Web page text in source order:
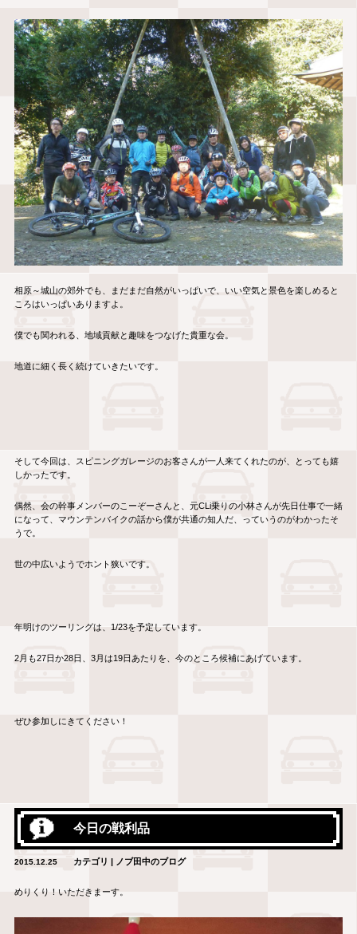
相原～城山の郊外でも、まだまだ自然がいっぱいで、いい空気と景色を楽しめると
ころはいっぱいありますよ。
僕でも関われる、地域貢献と趣味をつなげた貴重な会。
地道に細く長く続けていきたいです。
そして今回は、スピニングガレージのお客さんが一人来てくれたのが、とっても嬉
しかったです。
偶然、会の幹事メンバーのこーぞーさんと、元CLi乗りの小林さんが先日仕事で一緒
になって、マウンテンバイクの話から僕が共通の知人だ、っていうのがわかったそ
うで。
世の中広いようでホント狭いです。
年明けのツーリングは、1/23を予定しています。
2月も27日か28日、3月は19日あたりを、今のところ候補にあげています。
ぜひ参加しにきてください！
今日の戦利品
2015.12.25 カテゴリ | ノブ田中のブログ
めりくり！いただきまーす。